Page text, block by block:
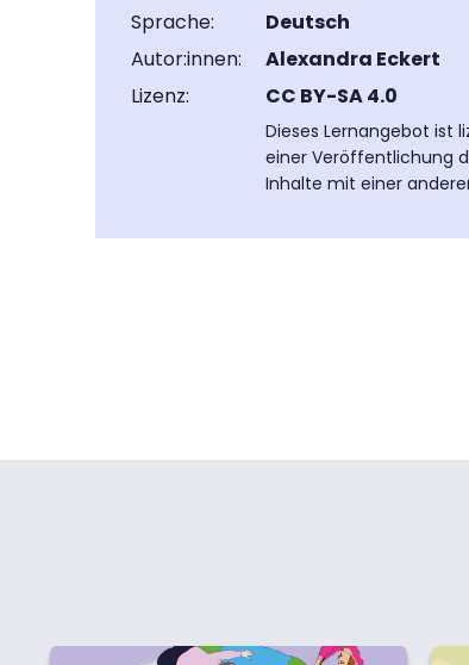
Sprache:
Deutsch
Autor:innen:
Alexandra Eckert
Lizenz:
CC BY-SA 4.0
Dieses Lernangebot ist
einer Veröffentlichung
Inhalte mit einer